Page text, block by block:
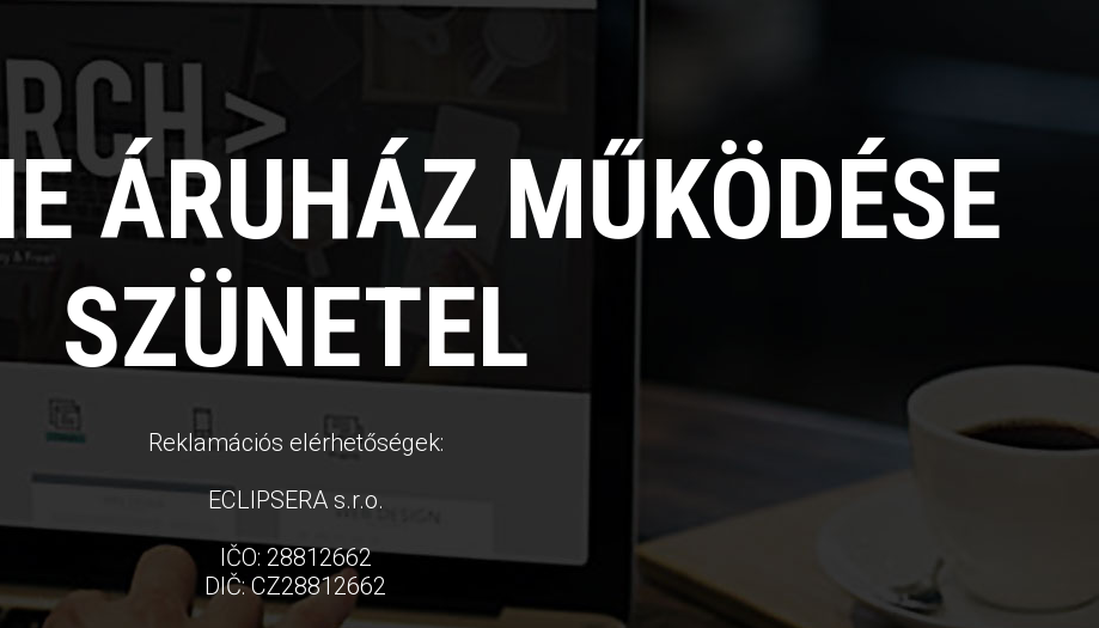
ÁRUHÁZ MŰKÖDÉSE
SZÜNETEL
Reklamációs elérhetőségek:
ECLIPSERA s.r.o.
IČO: 28812662
DIČ: CZ28812662